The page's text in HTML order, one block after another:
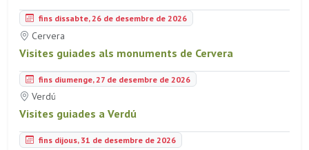
fins dissabte, 26 de desembre de 2026
Cervera
Visites guiades als monuments de Cervera
fins diumenge, 27 de desembre de 2026
Verdú
Visites guiades a Verdú
fins dijous, 31 de desembre de 2026